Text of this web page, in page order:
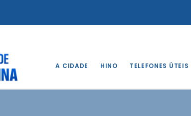
A CIDADE HINO TELEFONES ÚTEIS